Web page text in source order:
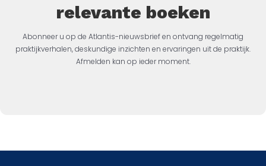
relevante boeken
Abonneer u op de Atlantis-nieuwsbrief en ontvang regelmatig
praktijkverhalen, deskundige inzichten en ervaringen uit de praktijk.
Afmelden kan op ieder moment.